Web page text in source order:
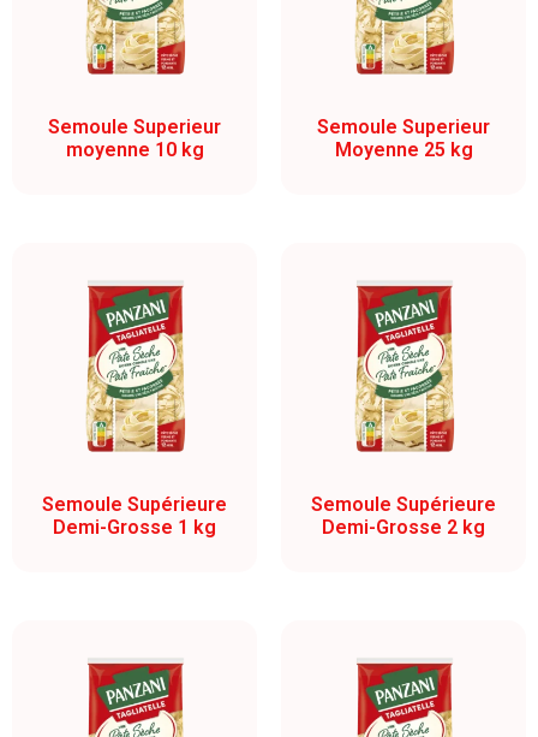
Semoule Superieur
moyenne 10 kg
Semoule Superieur
Moyenne 25 kg
Semoule Supérieure
Demi-Grosse 1 kg
Semoule Supérieure
Demi-Grosse 2 kg